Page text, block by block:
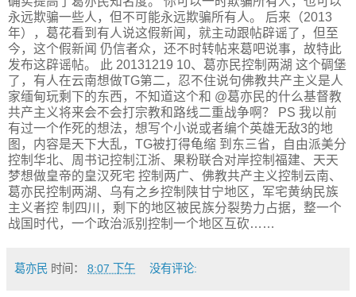
永远欺骗一些人，但不可能永远欺骗所有人。 后来（2013
年），葛花看到有人说这假新闻，就主动跟帖辟谣了，但至
今，这个假新闻 仍信者众，还不时转帖来葛吧说事，故特此
发布这辟谣帖。 此 20131219 10、葛亦民控制两湖 这个碉堡
了，有人在云南想做TG第二，忍不住说句佛教共产主义是人
家缅甸玩剩下的东西，不知道这个和 @葛亦民的什么基督教
共产主义将来会不会打宗教和路线二重战争啊？ PS 我以前
有过一个作死的想法，想写个小说或者编个英雄无敌3的地
图，内容是天下大乱，TG被打得龟缩 到东三省，自由派美分
控制华北、周书记控制江浙、果粉联合对岸控制福建、天天
梦想做皇帝的皇汉死宅 控制两广、佛教共产主义控制云南、
葛亦民控制两湖、乌有之乡控制陕甘宁地区，军宅黄纳民族
主义者控 制四川，剩下的地区被民族分裂势力占据，整一个
战国时代，一个政治派别控制一个地区互砍……
葛亦民 时间： 8:07 下午 没有评论: